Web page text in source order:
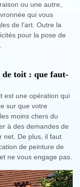
ou une autre,
qui vous
de l’art. Outre la
pour la pose de
de toit : que faut-
est une opération qui
sur que votre
moins chers du
à des demandes de
net. De plus, il faut
de peinture de
ne vous engage pas.